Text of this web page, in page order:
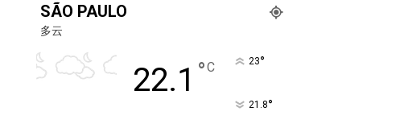
SÃO PAULO
多云
22.1 °C 23°
21.8°